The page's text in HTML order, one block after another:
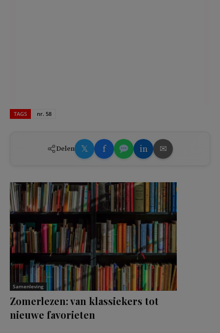
TAGS nr. 58
Delen 𝕏 f in ✉
Samenleving
Zomerlezen: van klassiekers tot
nieuwe favorieten